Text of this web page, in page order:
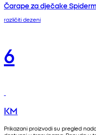
Čarape za dječake
različiti dezeni
6
KM
Prikazani proizvodi su pregled